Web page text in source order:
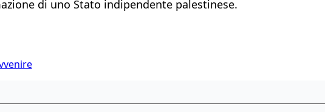
di uno Stato indipendente palestinese.